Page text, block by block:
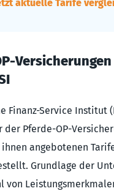
aktuelle Tarife
Finanz-Service Institut
der Pferde-OP-
angebotenen
Grundlage der
von